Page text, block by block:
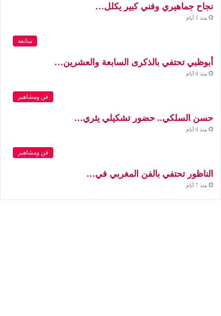
نجاح جماهيري وفني كبير يكلل…
منذ 5 أيام
متابعة
أبوظبي تحتفي بالذكرى السابعة والعشرين…
منذ 6 أيام
فن ومشاهير
حسن السلكي.. حضور تشكيلي يثري…
منذ 6 أيام
فن ومشاهير
الناظور تحتفي بالفن المغربي في…
منذ 7 أيام